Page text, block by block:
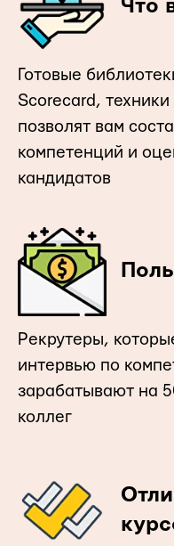
Что
Готовые
Scorecard,
позволят вам
компетенций и
кандидатов
Рекрутеры,
интервью по
зарабатывают на
коллег